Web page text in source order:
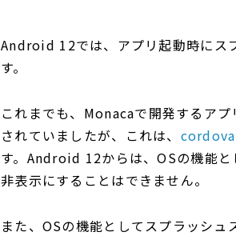
Android 12では、アプリ起動時にス
す。
これまでも、Monacaで開発するア
されていましたが、これは、
す。Android 12からは、OSの機能と
非表示にすることはできません。
また、OSの機能としてスプラッシ